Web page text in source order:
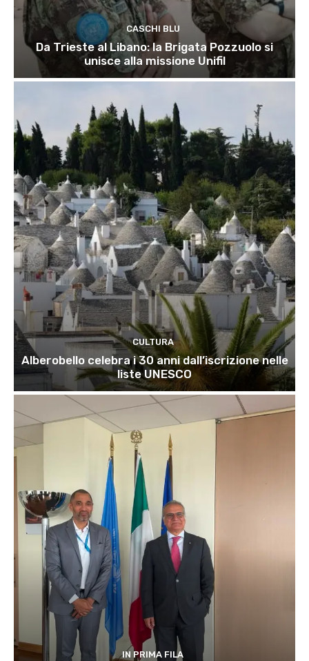
CASCHI BLU
Da Trieste al Libano: la Brigata Pozzuolo si
unisce alla missione Unifil
CULTURA
Alberobello celebra i 30 anni dall’iscrizione nelle
liste UNESCO
IN PRIMA FILA